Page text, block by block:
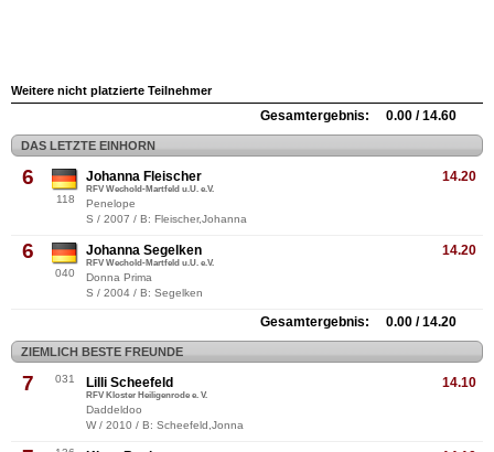
Weitere nicht platzierte Teilnehmer
Gesamtergebnis: 0.00 / 14.60
DAS LETZTE EINHORN
6
118
14.20
Johanna Fleischer
RFV Wechold-Martfeld u.U. e.V.
Penelope
S / 2007 / B: Fleischer,Johanna
6
040
14.20
Johanna Segelken
RFV Wechold-Martfeld u.U. e.V.
Donna Prima
S / 2004 / B: Segelken
Gesamtergebnis: 0.00 / 14.20
ZIEMLICH BESTE FREUNDE
7 031 14.10
Lilli Scheefeld
RFV Kloster Heiligenrode e. V.
Daddeldoo
W / 2010 / B: Scheefeld,Jonna